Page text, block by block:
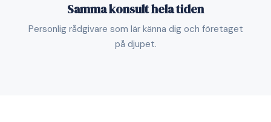
Samma konsult hela tiden
Personlig rådgivare som lär känna dig och företaget
på djupet.